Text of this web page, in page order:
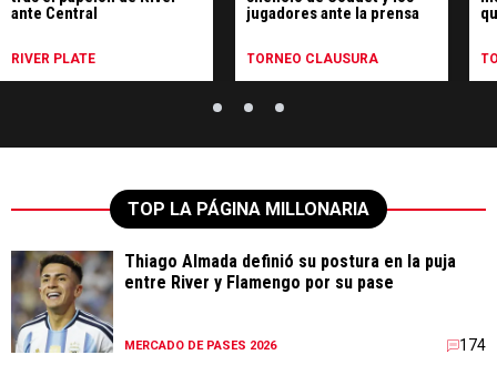
ante Central
RIVER PLATE
jugadores ante la prensa
TORNEO CLAUSURA
TOP LA PÁGINA MILLONARIA
Thiago Almada definió su postura en la puja
entre River y Flamengo por su pase
MERCADO DE PASES 2026 174